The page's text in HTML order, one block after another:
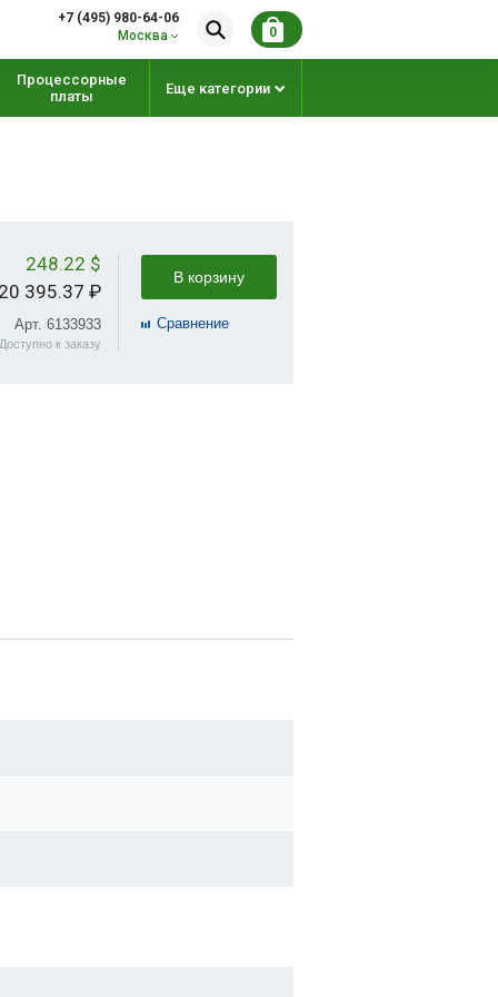
+7 (495) 980-64-06
Москва
0
Процессорные
платы
Еще категории
248.22 $
395.37 ₽
Арт. 6133933
к заказу
В корзину
Cравнение